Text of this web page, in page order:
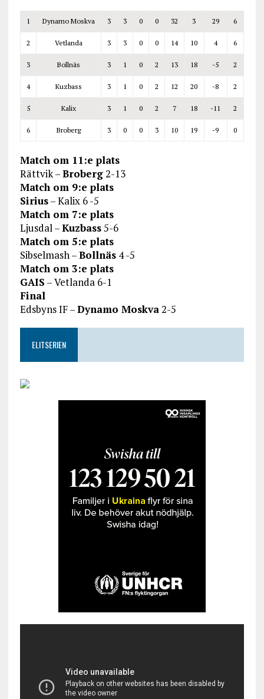
1 Dynamo Moskva 3 3 0 0 32 3 29 6
2 Vetlanda 3 3 0 0 14 10 4 6
3 Bollnäs 3 1 0 2 13 18 -5 2
4 Kuzbass 3 1 0 2 12 20 -8 2
5 Kalix 3 1 0 2 7 18 -11 2
6 Broberg 3 0 0 3 10 19 -9 0
Match om 11:e plats
Rättvik –Broberg2-13
Match om 9:e plats
Sirius– Kalix 6 -5
Match om 7:e plats
Ljusdal –Kuzbass5-6
Match om 5:e plats
Sibselmash –Bollnäs4 -5
Match om 3:e plats
GAIS – Vetlanda 6-1
Final
Edsbyns IF –Dynamo Moskva2-5
ELITSERIEN